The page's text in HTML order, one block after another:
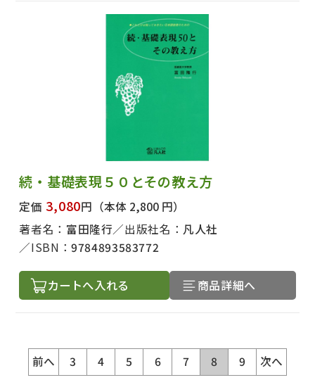
続・基礎表現５０とその教え方
定価 3,080円 （本体 2,800 円）
著者名： 富田隆行 出版社名： 凡人社
ISBN：9784893583772
カートへ入れる 商品詳細へ
前へ 3 4 5 6 7 8 9 次へ